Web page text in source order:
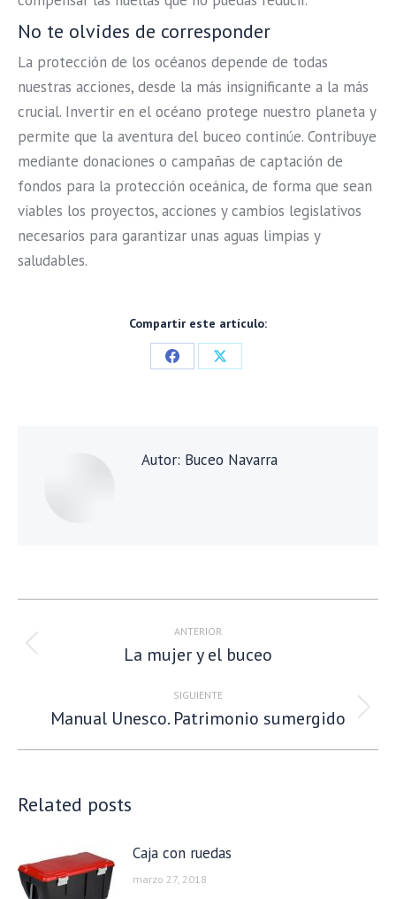
No te olvides de corresponder
La protección de los océanos depende de todas
nuestras acciones, desde la más insignificante a la más
crucial. Invertir en el océano protege nuestro planeta y
permite que la aventura del buceo continúe. Contribuye
mediante donaciones o campañas de captación de
fondos para la protección oceánica, de forma que sean
viables los proyectos, acciones y cambios legislativos
necesarios para garantizar unas aguas limpias y
saludables.
Compartir este artículo:
Share
Share
Autor: Buceo Navarra
Navegación
entre
publicaciones
ANTERIOR
Publicación
La mujer y el buceo
SIGUIENTE
Publicación
Manual Unesco. Patrimonio sumergido
Related posts
Caja con ruedas
marzo 27, 2018